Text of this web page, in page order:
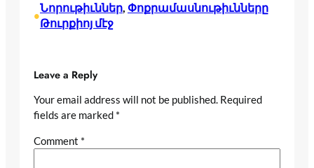
•
Նորութիւններ, Փոքրամասնութիւնները
Թուրքիոյ մէջ
Leave a Reply
Your email address will not be published. Required
fields are marked *
Comment *